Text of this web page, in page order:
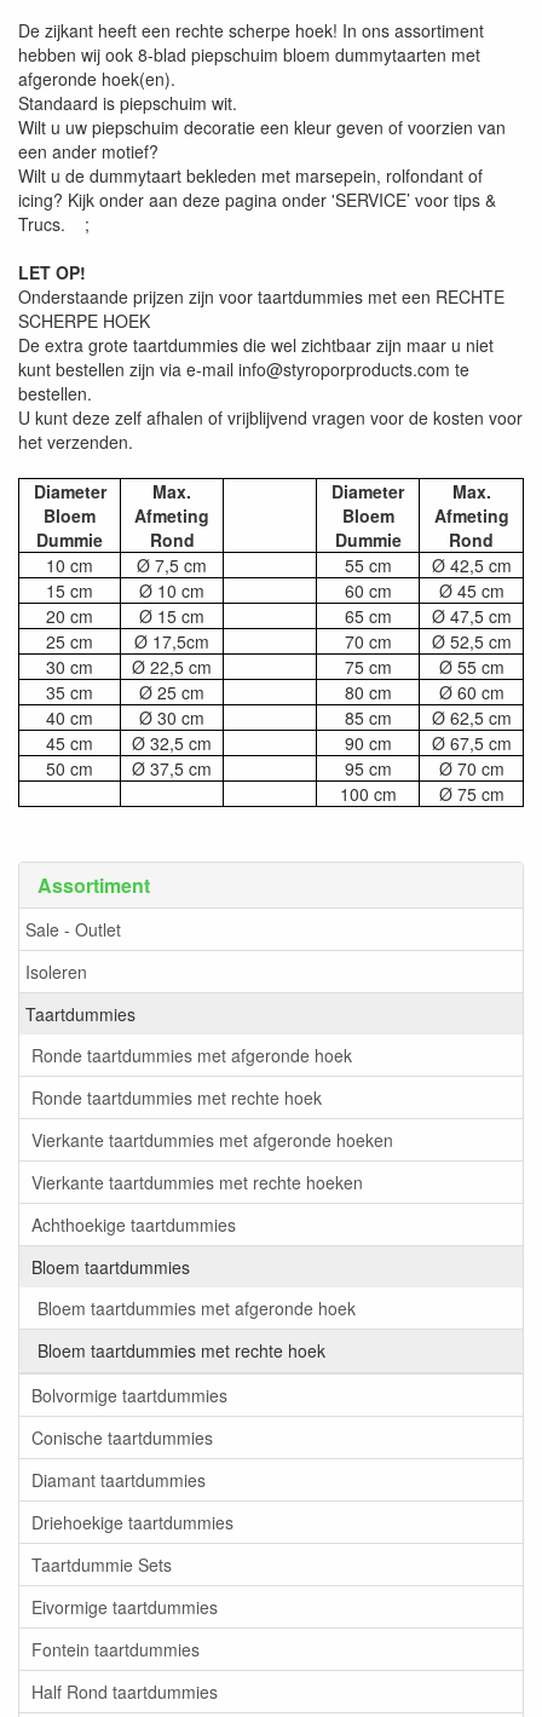
Assortiment
Sale - Outlet
Isoleren
Taartdummies
Ronde taartdummies met afgeronde hoek
Ronde taartdummies met rechte hoek
Vierkante taartdummies met afgeronde hoeken
Vierkante taartdummies met rechte hoeken
Achthoekige taartdummies
Bloem taartdummies
Bloem taartdummies met afgeronde hoek
Bloem taartdummies met rechte hoek
Bolvormige taartdummies
Conische taartdummies
Diamant taartdummies
Driehoekige taartdummies
Taartdummie Sets
Eivormige taartdummies
Fontein taartdummies
Half Rond taartdummies
De zijkant heeft een rechte scherpe hoek! In ons assortiment
hebben wij ook 8-blad piepschuim bloem dummytaarten met
afgeronde hoek(en).
Standaard is piepschuim wit.
Wilt u uw piepschuim decoratie een kleur geven of voorzien van
een ander motief?
Wilt u de dummytaart bekleden met marsepein, rolfondant of
icing? Kijk onder aan deze pagina onder 'SERVICE’ voor tips &
Trucs. ;
LET OP!
Onderstaande prijzen zijn voor taartdummies met een RECHTE
SCHERPE HOEK
De extra grote taartdummies die wel zichtbaar zijn maar u niet
kunt bestellen zijn via e-mail info@styroporproducts.com te
bestellen.
U kunt deze zelf afhalen of vrijblijvend vragen voor de kosten voor
het verzenden.
Diameter
Bloem
Dummie
Max.
Afmeting
Rond
Diameter
Bloem
Dummie
Max.
Afmeting
Rond
10 cm
Ø 7,5 cm 55 cm
Ø 42,5 cm
15 cm
Ø 10 cm 60 cm
Ø 45 cm
20 cm
Ø 15 cm 65 cm
Ø 47,5 cm
25 cm
Ø 17,5cm 70 cm
Ø 52,5 cm
30 cm
Ø 22,5 cm 75 cm
Ø 55 cm
35 cm
Ø 25 cm 80 cm
Ø 60 cm
40 cm
Ø 30 cm 85 cm
Ø 62,5 cm
45 cm
Ø 32,5 cm 90 cm
Ø 67,5 cm
50 cm
Ø 37,5 cm 95 cm
Ø 70 cm
100 cm
Ø 75 cm